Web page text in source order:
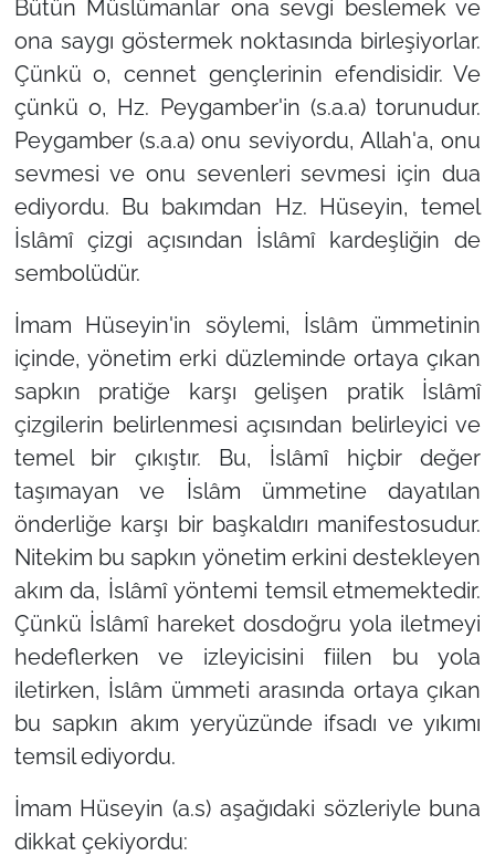
Bütün Müslümanlar ona sevgi beslemek ve
ona saygı göstermek noktasında birleşiyorlar.
Çünkü o, cennet gençlerinin efendisidir. Ve
çünkü o, Hz. Peygamber'in (s.a.a) torunudur.
Peygamber (s.a.a) onu seviyordu, Allah'a, onu
sevmesi ve onu sevenleri sevmesi için dua
ediyordu. Bu bakımdan Hz. Hüseyin, temel
İslâmî çizgi açısından İslâmî kardeşliğin de
sembolüdür.
İmam Hüseyin'in söylemi, İslâm ümmetinin
içinde, yönetim erki düzleminde ortaya çıkan
sapkın pratiğe karşı gelişen pratik İslâmî
çizgilerin belirlenmesi açısından belirleyici ve
temel bir çıkıştır. Bu, İslâmî hiçbir değer
taşımayan ve İslâm ümmetine dayatılan
önderliğe karşı bir başkaldırı manifestosudur.
Nitekim bu sapkın yönetim erkini destekleyen
akım da, İslâmî yöntemi temsil etmemektedir.
Çünkü İslâmî hareket dosdoğru yola iletmeyi
hedeflerken ve izleyicisini fiilen bu yola
iletirken, İslâm ümmeti arasında ortaya çıkan
bu sapkın akım yeryüzünde ifsadı ve yıkımı
temsil ediyordu.
İmam Hüseyin (a.s) aşağıdaki sözleriyle buna
dikkat çekiyordu: